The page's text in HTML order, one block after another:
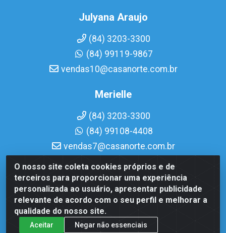
O nosso site coleta cookies próprios e de
terceiros para proporcionar uma experiência
personalizada ao usuário, apresentar publicidade
relevante de acordo com o seu perfil e melhorar a
qualidade do nosso site.
Aceitar Negar não essenciais
Julyana Araujo
(84) 3203-3300
(84) 99119-9867
vendas10@casanorte.com.br
Merielle
(84) 3203-3300
(84) 99108-4408
vendas7@casanorte.com.br
Casa Norte LTDA - Av. Interventor Mário Câmara, 1815 - Dix-
Sept Rosado, Natal/RN - CEP 59054-600 - CNPJ
08.713.513/0001-51